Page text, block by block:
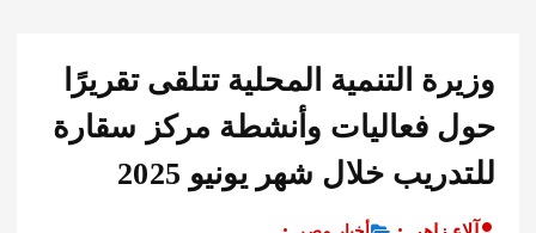
التحرير:مني أمين
التنمية المحلية تتلقى تقريرًا
فعاليات وأنشطة مركز سقارة
خلال شهر يونيو 2025